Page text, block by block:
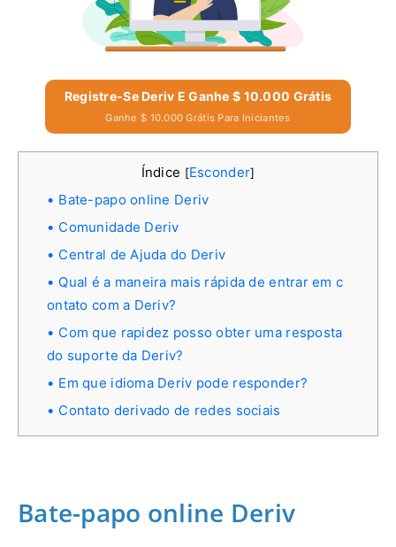
Registre-Se Deriv E Ganhe $ 10.000 Grátis
Ganhe $ 10.000 Grátis Para Iniciantes
Índice [Esconder]
Bate-papo online Deriv
Comunidade Deriv
Central de Ajuda do Deriv
Qual é a maneira mais rápida de entrar em c
ontato com a Deriv?
Com que rapidez posso obter uma resposta
do suporte da Deriv?
Em que idioma Deriv pode responder?
Contato derivado de redes sociais
Bate-papo online Deriv